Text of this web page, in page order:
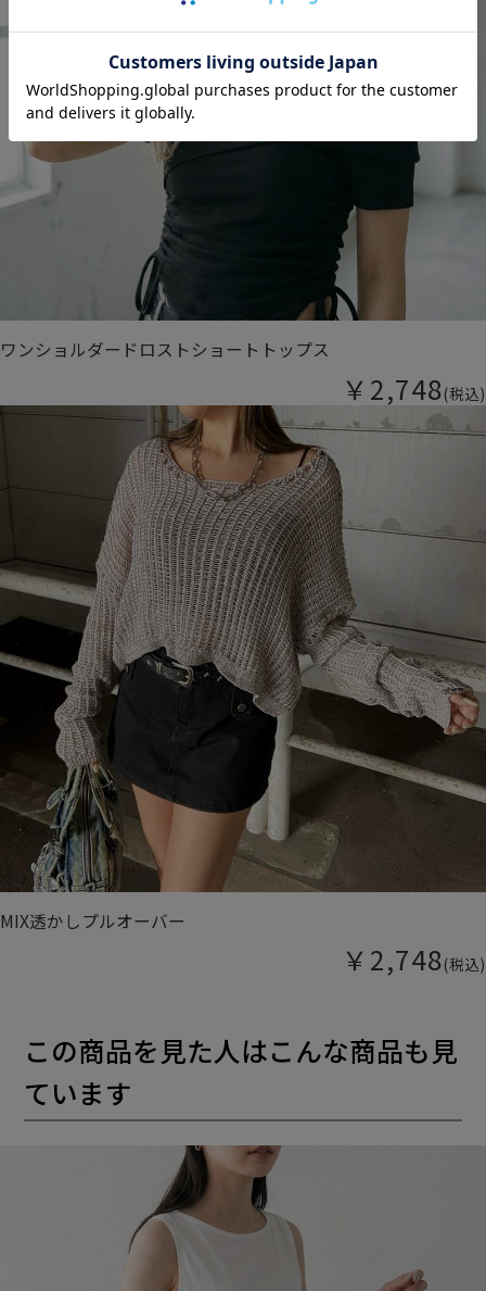
ワンショルダードロストショートトップス
￥2,748(税込)
MIX透かしプルオーバー
￥2,748(税込)
この商品を見た人はこんな商品も見
ています